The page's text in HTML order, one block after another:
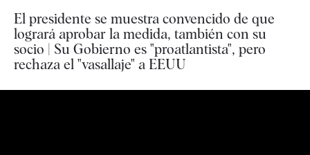
El presidente se muestra convencido de que
logrará aprobar la medida, también con su
socio | Su Gobierno es "proatlantista", pero
rechaza el "vasallaje" a EEUU